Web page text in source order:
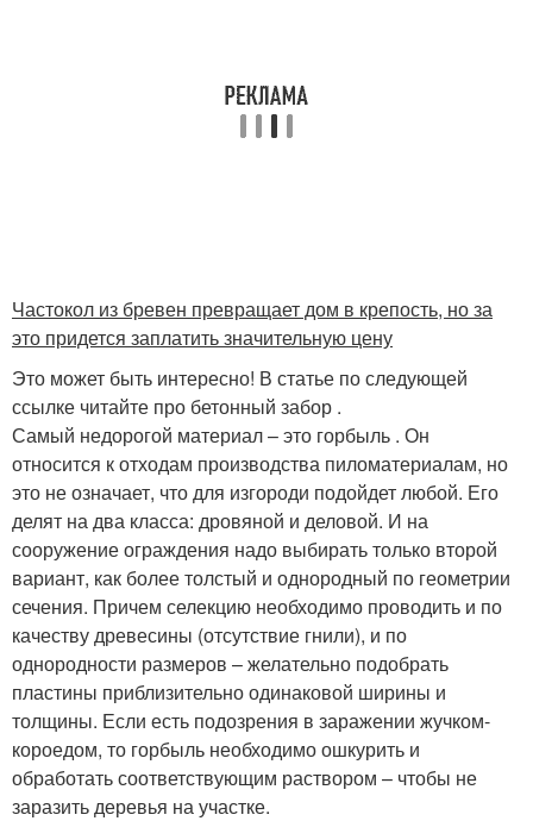
Частокол из бревен превращает дом в крепость, но за
это придется заплатить значительную цену
Это может быть интересно! В статье по следующей
ссылке читайте про бетонный забор .
Самый недорогой материал – это горбыль . Он
относится к отходам производства пиломатериалам, но
это не означает, что для изгороди подойдет любой. Его
делят на два класса: дровяной и деловой. И на
сооружение ограждения надо выбирать только второй
вариант, как более толстый и однородный по геометрии
сечения. Причем селекцию необходимо проводить и по
качеству древесины (отсутствие гнили), и по
однородности размеров – желательно подобрать
пластины приблизительно одинаковой ширины и
толщины. Если есть подозрения в заражении жучком-
короедом, то горбыль необходимо ошкурить и
обработать соответствующим раствором – чтобы не
заразить деревья на участке.